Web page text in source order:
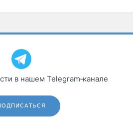
в нашем Telegram‑канале